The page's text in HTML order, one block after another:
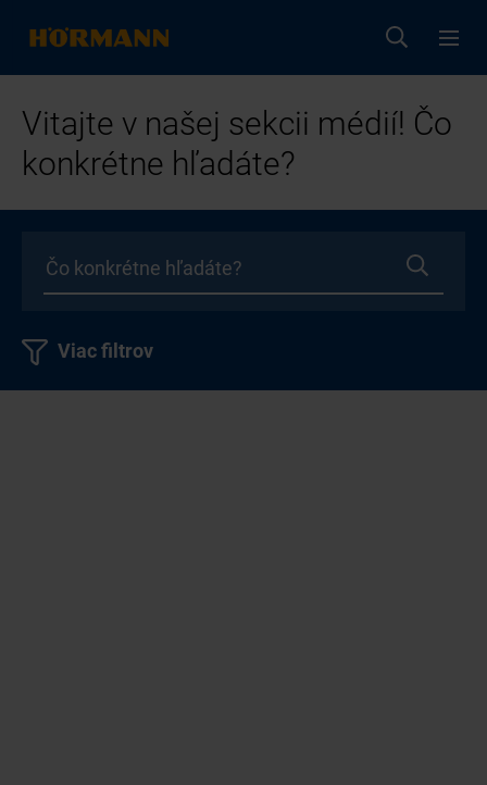
Vitajte v našej sekcii médií! Čo
konkrétne hľadáte?
Viac filtrov